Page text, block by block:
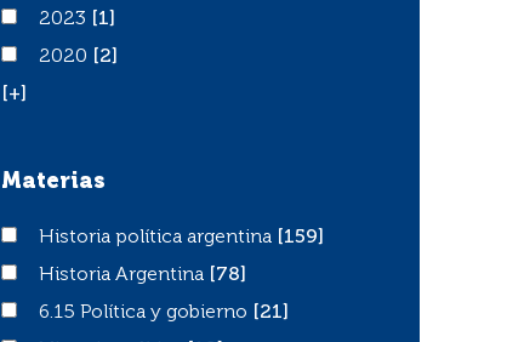
20232023
[1]
20202020
[2]
[+]
Materias
Historia política argentina
Historia política argentina
[159]
Historia Argentina
Historia Argentina
[78]
6.15 Política y gobierno
6.15 Política y gobierno
[21]